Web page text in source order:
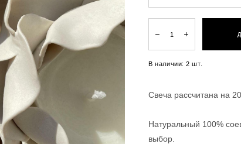
В наличии:2 шт.
Свеча рассчитана на
Натуральный 100%
выбор.